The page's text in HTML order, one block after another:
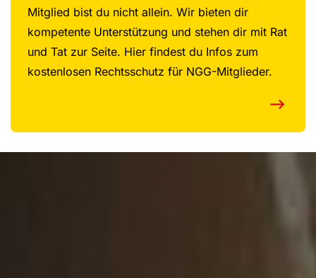
Mitglied bist du nicht allein. Wir bieten dir
kompetente Unterstützung und stehen dir mit Rat
und Tat zur Seite. Hier findest du Infos zum
kostenlosen Rechtsschutz für NGG-Mitglieder.